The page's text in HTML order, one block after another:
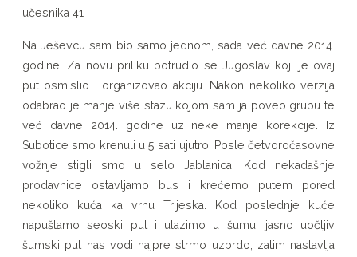
učesnika 41
Na Ješevcu sam bio samo jednom, sada već davne 2014.
godine. Za novu priliku potrudio se Jugoslav koji je ovaj
put osmislio i organizovao akciju. Nakon nekoliko verzija
odabrao je manje više stazu kojom sam ja poveo grupu te
već davne 2014. godine uz neke manje korekcije. Iz
Subotice smo krenuli u 5 sati ujutro. Posle četvoročasovne
vožnje stigli smo u selo Jablanica. Kod nekadašnje
prodavnice ostavljamo bus i krećemo putem pored
nekoliko kuća ka vrhu Trijeska. Kod poslednje kuće
napuštamo seoski put i ulazimo u šumu, jasno uočljiv
šumski put nas vodi najpre strmo uzbrdo, zatim nastavlja